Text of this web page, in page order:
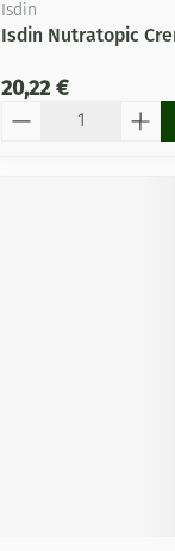
Isdin
Isdin Nutratopic
20,22 €